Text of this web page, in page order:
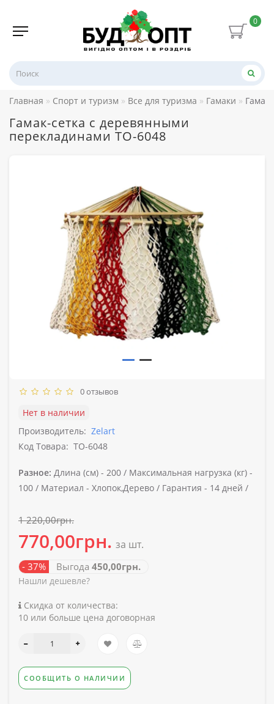
0
Главная Спорт и туризм Все для туризма Гамаки
Гамак-сетка с деревянными
перекладинами TO-6048
0 отзывов
Нет в наличии
Производитель: Zelart
Код Товара: TO-6048
Разное: Длина (см) - 200 / Максимальная нагрузка (кг) -
100 / Материал - Хлопок,Дерево / Гарантия - 14 дней /
1 220,00грн.
770,00грн. за шт.
- 37% Выгода 450,00грн.
Нашли дешевле?
Скидка от количества:
10 или больше цена договорная
СООБЩИТЬ О НАЛИЧИИ